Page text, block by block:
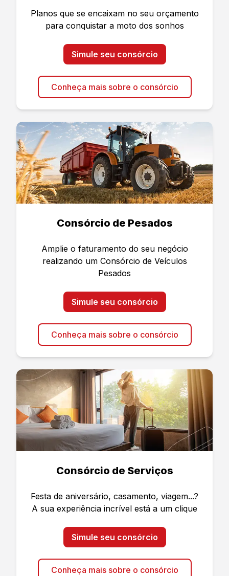
Planos que se encaixam no seu orçamento
para conquistar a moto dos sonhos
Simule seu consórcio
Conheça mais sobre o consórcio
Consórcio de Pesados
Amplie o faturamento do seu negócio
realizando um Consórcio de Veículos
Pesados
Simule seu consórcio
Conheça mais sobre o consórcio
Consórcio de Serviços
Festa de aniversário, casamento, viagem...?
A sua experiência incrível está a um clique
Simule seu consórcio
Conheça mais sobre o consórcio